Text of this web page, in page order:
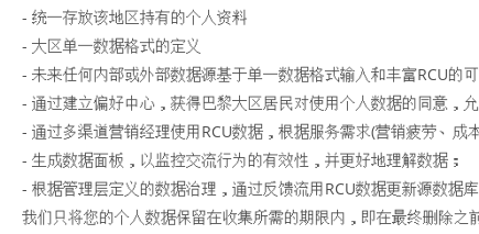
- 统一存放该地区持有的个人资料
- 大区单一数据格式的定义
- 未来任何内部或外部数据源基于单一数据格式输入和丰富RCU的
- 通过建立偏好中心，获得巴黎大区居民对使用个人数据的同意，
- 通过多渠道营销经理使用RCU数据，根据服务需求(营销疲劳、成
- 生成数据面板，以监控交流行为的有效性，并更好地理解数据；
- 根据管理层定义的数据治理，通过反馈流用RCU数据更新源数据库
我们只将您的个人数据保留在收集所需的期限内，即在最终删除之